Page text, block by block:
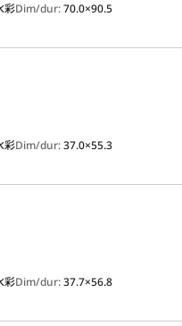
彩Dim/dur:70.0×90.5
彩Dim/dur:37.0×55.3
彩Dim/dur:37.7×56.8